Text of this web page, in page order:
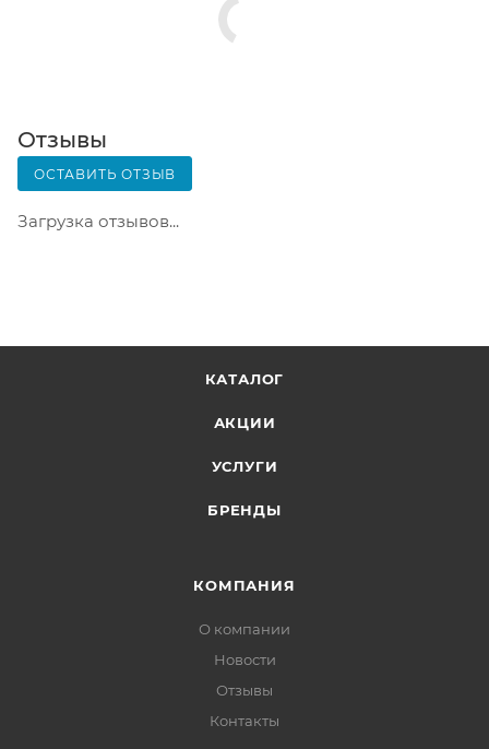
Почтовая доставка через почту России. Когда
Вскрывать коробку самостоятельно вы можете
только после оплаты заказа. Один заказ может
содержать не больше 10 позиций и его стоимость
не должна превышать 100 000 р.
Отзывы
ОСТАВИТЬ ОТЗЫВ
Загрузка отзывов...
КАТАЛОГ
АКЦИИ
УСЛУГИ
БРЕНДЫ
КОМПАНИЯ
О компании
Новости
Отзывы
Контакты